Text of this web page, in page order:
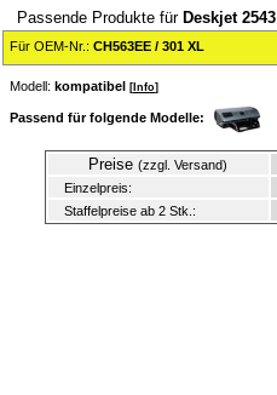
Passende Produkte für Deskjet 2543
Für OEM-Nr.: CH563EE / 301 XL
Modell: kompatibel [ Info]
Passend für folgende Modelle:
Preise (zzgl. Versand)
Einzelpreis:
Staffelpreise ab 2 Stk.: